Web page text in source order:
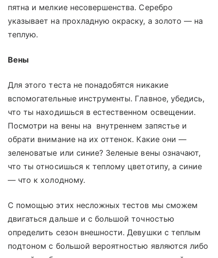
пятна и мелкие несовершенства. Серебро
указывает на прохладную окраску, а золото — на
теплую.
Вены
Для этого теста не понадобятся никакие
вспомогательные инструменты. Главное, убедись,
что ты находишься в естественном освещении.
Посмотри на вены на внутреннем запястье и
обрати внимание на их оттенок. Какие они —
зеленоватые или синие? Зеленые вены означают,
что ты относишься к теплому цветотипу, а синие
— что к холодному.
С помощью этих несложных тестов мы сможем
двигаться дальше и с большой точностью
определить сезон внешности. Девушки с теплым
подтоном с большой вероятностью являются либо